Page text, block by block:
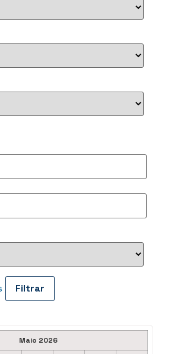
Maio 2026